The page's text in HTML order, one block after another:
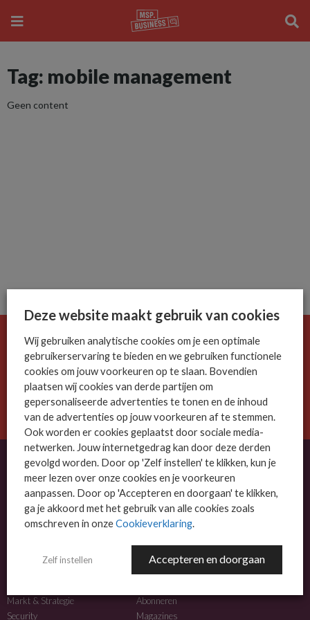
Tag: mobile management
Geen content
De ICT-wereld is snel. Mis niets.
Meld je nu aan voor de MSP Business nieuwsbrief.
AANMELDEN
OVER MSP BUSINESS
MSP Business is het kennisplatform voor IT-dienstverleners met MKB-focus.
NIEUWS
Markt & Strategie
Security
MEER INFO
Abonneren
Magazines
Deze website maakt gebruik van cookies
Wij gebruiken analytische cookies om je een optimale
gebruikerservaring te bieden en we gebruiken functionele
cookies om jouw voorkeuren op te slaan. Bovendien
plaatsen wij cookies van derde partijen om
gepersonaliseerde advertenties te tonen en de inhoud
van de advertenties op jouw voorkeuren af te stemmen.
Ook worden er cookies geplaatst door sociale media-
netwerken. Jouw internetgedrag kan door deze derden
gevolgd worden. Door op 'Zelf instellen' te klikken, kun je
meer lezen over onze cookies en je voorkeuren
aanpassen. Door op 'Accepteren en doorgaan' te klikken,
ga je akkoord met het gebruik van alle cookies zoals
omschreven in onzeCookieverklaring.
Zelf instellen Accepteren en doorgaan